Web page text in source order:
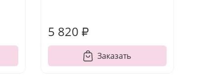
5 820 ₽
Заказать